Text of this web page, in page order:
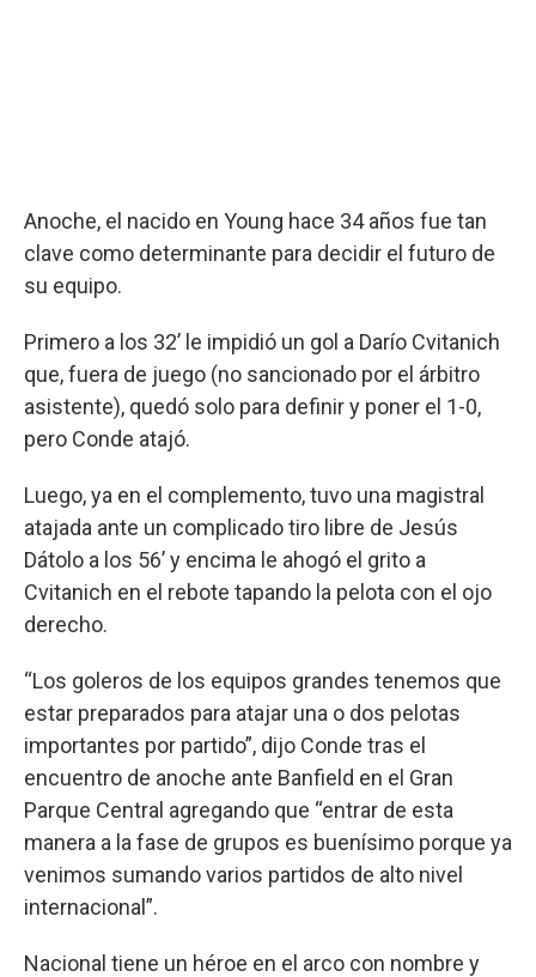
Anoche, el nacido en Young hace 34 años fue tan
clave como determinante para decidir el futuro de
su equipo.
Primero a los 32’ le impidió un gol a Darío Cvitanich
que, fuera de juego (no sancionado por el árbitro
asistente), quedó solo para definir y poner el 1-0,
pero Conde atajó.
Luego, ya en el complemento, tuvo una magistral
atajada ante un complicado tiro libre de Jesús
Dátolo a los 56’ y encima le ahogó el grito a
Cvitanich en el rebote tapando la pelota con el ojo
derecho.
“Los goleros de los equipos grandes tenemos que
estar preparados para atajar una o dos pelotas
importantes por partido”, dijo Conde tras el
encuentro de anoche ante Banfield en el Gran
Parque Central agregando que “entrar de esta
manera a la fase de grupos es buenísimo porque ya
venimos sumando varios partidos de alto nivel
internacional”.
Nacional tiene un héroe en el arco con nombre y